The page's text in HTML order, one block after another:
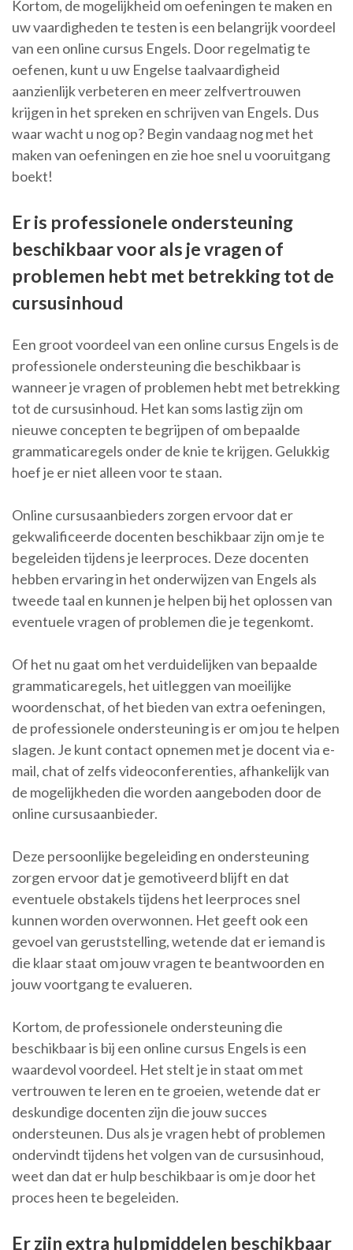
Kortom, de mogelijkheid om oefeningen te maken en
uw vaardigheden te testen is een belangrijk voordeel
van een online cursus Engels. Door regelmatig te
oefenen, kunt u uw Engelse taalvaardigheid
aanzienlijk verbeteren en meer zelfvertrouwen
krijgen in het spreken en schrijven van Engels. Dus
waar wacht u nog op? Begin vandaag nog met het
maken van oefeningen en zie hoe snel u vooruitgang
boekt!
Er is professionele ondersteuning
beschikbaar voor als je vragen of
problemen hebt met betrekking tot de
cursusinhoud
Een groot voordeel van een online cursus Engels is de
professionele ondersteuning die beschikbaar is
wanneer je vragen of problemen hebt met betrekking
tot de cursusinhoud. Het kan soms lastig zijn om
nieuwe concepten te begrijpen of om bepaalde
grammaticaregels onder de knie te krijgen. Gelukkig
hoef je er niet alleen voor te staan.
Online cursusaanbieders zorgen ervoor dat er
gekwalificeerde docenten beschikbaar zijn om je te
begeleiden tijdens je leerproces. Deze docenten
hebben ervaring in het onderwijzen van Engels als
tweede taal en kunnen je helpen bij het oplossen van
eventuele vragen of problemen die je tegenkomt.
Of het nu gaat om het verduidelijken van bepaalde
grammaticaregels, het uitleggen van moeilijke
woordenschat, of het bieden van extra oefeningen,
de professionele ondersteuning is er om jou te helpen
slagen. Je kunt contact opnemen met je docent via e-
mail, chat of zelfs videoconferenties, afhankelijk van
de mogelijkheden die worden aangeboden door de
online cursusaanbieder.
Deze persoonlijke begeleiding en ondersteuning
zorgen ervoor dat je gemotiveerd blijft en dat
eventuele obstakels tijdens het leerproces snel
kunnen worden overwonnen. Het geeft ook een
gevoel van geruststelling, wetende dat er iemand is
die klaar staat om jouw vragen te beantwoorden en
jouw voortgang te evalueren.
Kortom, de professionele ondersteuning die
beschikbaar is bij een online cursus Engels is een
waardevol voordeel. Het stelt je in staat om met
vertrouwen te leren en te groeien, wetende dat er
deskundige docenten zijn die jouw succes
ondersteunen. Dus als je vragen hebt of problemen
ondervindt tijdens het volgen van de cursusinhoud,
weet dan dat er hulp beschikbaar is om je door het
proces heen te begeleiden.
Er zijn extra hulpmiddelen beschikbaar